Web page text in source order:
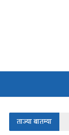
ताज्या बातम्या